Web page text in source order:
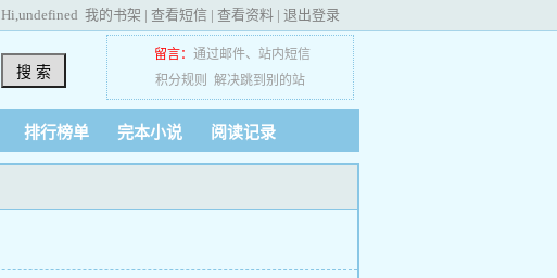
Hi,undefined 我的书架 | 查看短信 | 查看资料 | 退出登录
搜 索
留言： 通过邮件、 站内短信
积分规则
解决跳到别的站
排行榜单 完本小说 阅读记录